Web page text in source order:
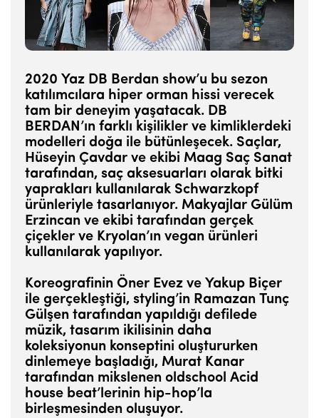
2020 Yaz DB Berdan show’u bu sezon
katılımcılara hiper orman hissi verecek
tam bir deneyim yaşatacak. DB
BERDAN’ın farklı kişilikler ve kimliklerdeki
modelleri doğa ile bütünleşecek. Saçlar,
Hüseyin Çavdar ve ekibi Maag Saç Sanat
tarafından, saç aksesuarları olarak bitki
yaprakları kullanılarak Schwarzkopf
ürünleriyle tasarlanıyor. Makyajlar Gülüm
Erzincan ve ekibi tarafından gerçek
çiçekler ve Kryolan’ın vegan ürünleri
kullanılarak yapılıyor.
Koreografinin Öner Evez ve Yakup Biçer
ile gerçekleştiği, styling’in Ramazan Tunç
Gülşen tarafından yapıldığı defilede
müzik, tasarım ikilisinin daha
koleksiyonun konseptini oluştururken
dinlemeye başladığı, Murat Kanar
tarafından mikslenen oldschool Acid
house beat’lerinin hip-hop’la
birleşmesinden oluşuyor.